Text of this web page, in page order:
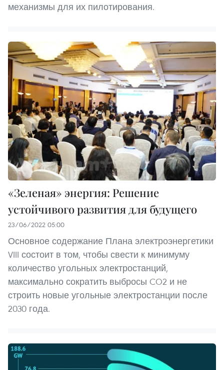
механизмы для их пилотирования.
«Зеленая» энергия: Решение
устойчивого развития для будущего
23/06/2022 05:00
Основное содержание Плана электроэнергетики
VIII состоит в том, чтобы свести к минимуму
количество угольных электростанций,
максимально сократить выбросы CO2 и не
строить новые угольные электростанции после
2030 года.